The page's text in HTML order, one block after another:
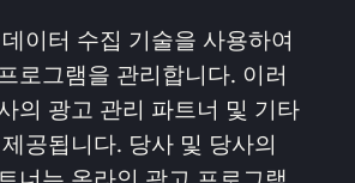
이터 수집 기술을 사용하여
로그램을 관리합니다. 이러
의 광고 관리 파트너 및 기타
공됩니다. 당사 및 당사의